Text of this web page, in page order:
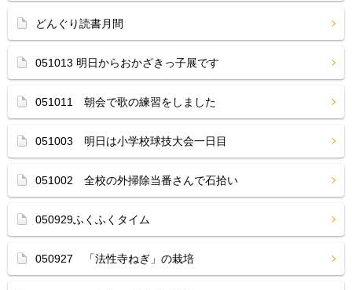
どんぐり読書月間
051013 明日からおかざきっ子展です
051011 朝会で歌の練習をしました
051003 明日は小学校球技大会一日目
051002 全校の外掃除当番さんで石拾い
050929ふくふくタイム
050927 「法性寺ねぎ」の栽培